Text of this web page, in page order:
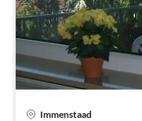
Immenstaad